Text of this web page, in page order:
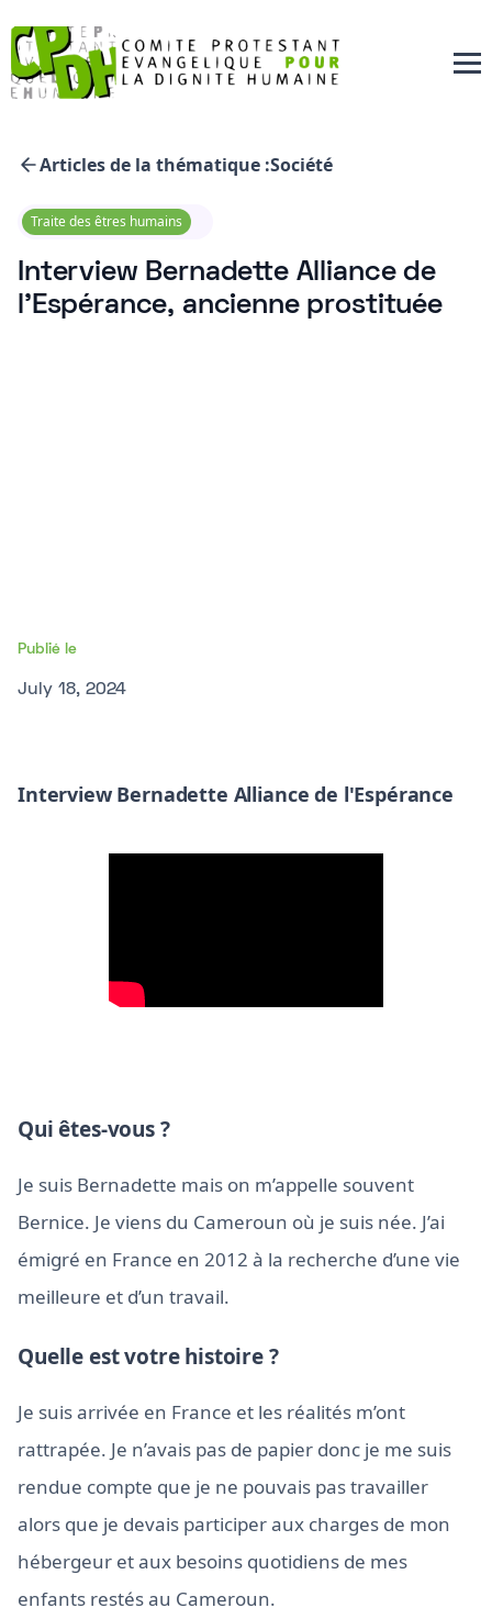
Articles de la thématique :Société
Traite des êtres humains
Interview Bernadette Alliance de
l'Espérance, ancienne prostituée
Publié le
July 18, 2024
Interview Bernadette Alliance de l'Espérance
Qui êtes-vous ?
Je suis Bernadette mais on m’appelle souvent
Bernice. Je viens du Cameroun où je suis née. J’ai
émigré en France en 2012 à la recherche d’une vie
meilleure et d’un travail.
Quelle est votre histoire ?
Je suis arrivée en France et les réalités m’ont
rattrapée. Je n’avais pas de papier donc je me suis
rendue compte que je ne pouvais pas travailler
alors que je devais participer aux charges de mon
hébergeur et aux besoins quotidiens de mes
enfants restés au Cameroun.